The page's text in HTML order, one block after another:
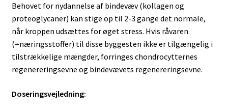
Behovet for nydannelse af bindevæv (kollagen og
proteoglycaner) kan stige op til 2-3 gange det normale,
når kroppen udsættes for øget stress. Hvis råvaren
(=næringsstoffer) til disse byggesten ikke er tilgængelig i
tilstrækkelige mængder, forringes chondrocytternes
regenereringsevne og bindevævets regenereringsevne.
Doseringsvejledning: